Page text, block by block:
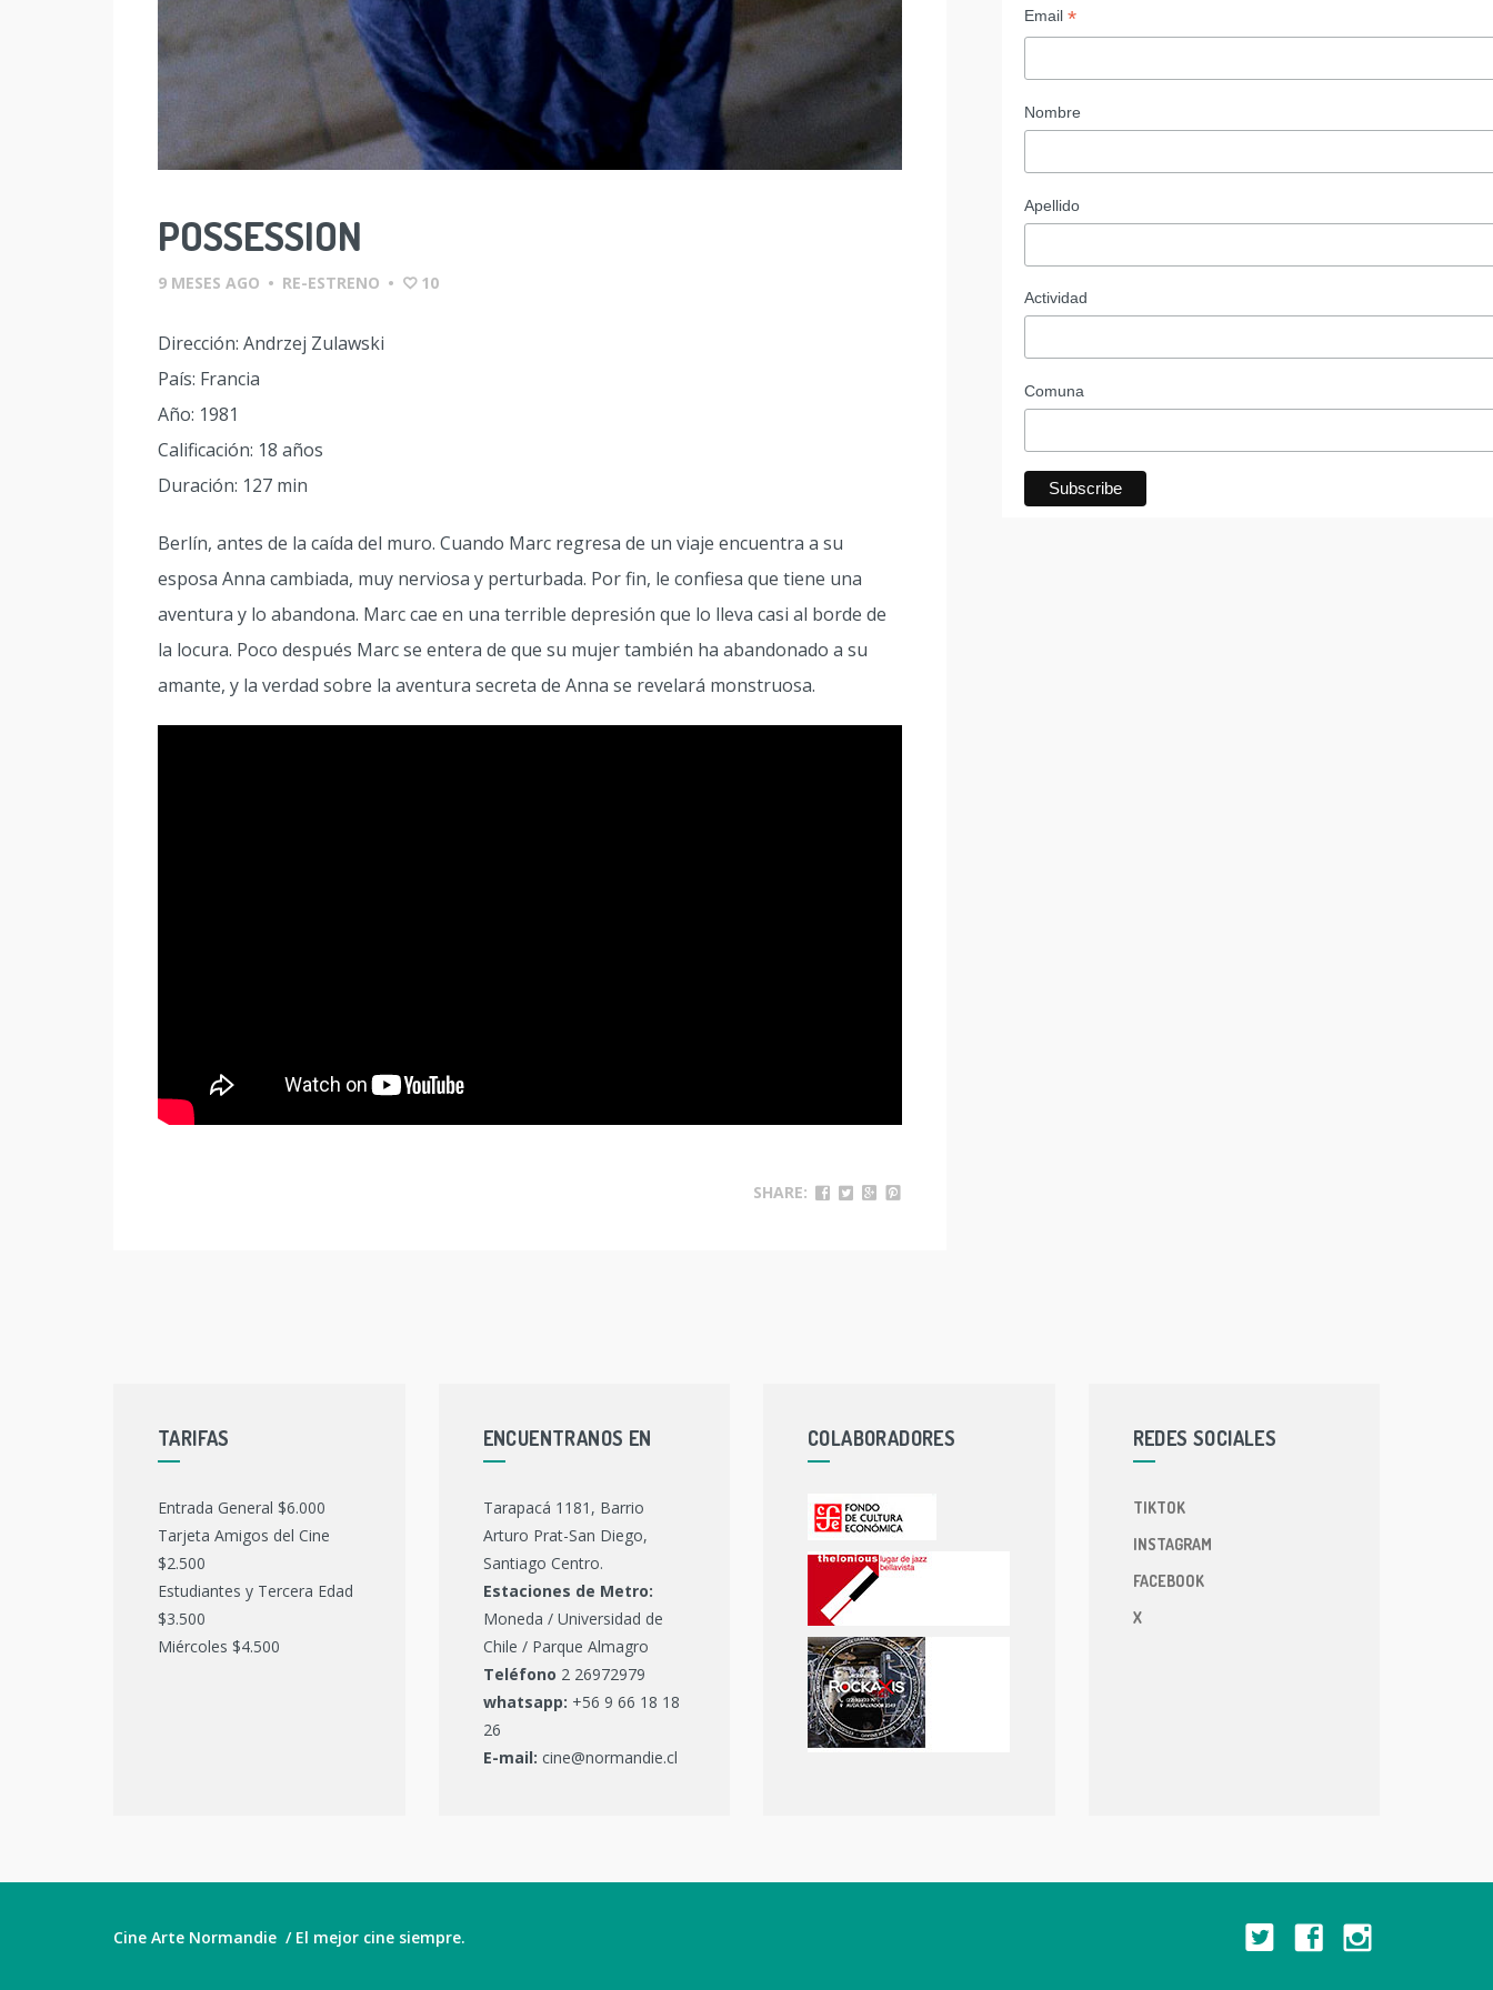
POSSESSION
9 MESES AGO • RE-ESTRENO • 10
Dirección: Andrzej Zulawski
País: Francia
Año: 1981
Calificación: 18 años
Duración: 127 min
Berlín, antes de la caída del muro. Cuando Marc regresa de un viaje encuentra a su
esposa Anna cambiada, muy nerviosa y perturbada. Por fin, le confiesa que tiene una
aventura y lo abandona. Marc cae en una terrible depresión que lo lleva casi al borde de
la locura. Poco después Marc se entera de que su mujer también ha abandonado a su
amante, y la verdad sobre la aventura secreta de Anna se revelará monstruosa.
SHARE:
Email *
Nombre
Apellido
Actividad
Comuna
TARIFAS
Entrada General $6.000
Tarjeta Amigos del Cine
$2.500
Estudiantes y Tercera Edad
$3.500
Miércoles $4.500
ENCUENTRANOS EN
Tarapacá 1181, Barrio
Arturo Prat-San Diego,
Santiago Centro.
Estaciones de Metro:
Moneda / Universidad de
Chile / Parque Almagro
Teléfono 2 26972979
whatsapp: +56 9 66 18 18
26
E-mail: cine@normandie.cl
COLABORADORES REDES SOCIALES
TIKTOK
INSTAGRAM
FACEBOOK
X
Cine Arte Normandie / El mejor cine siempre.